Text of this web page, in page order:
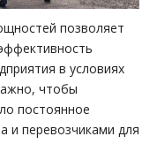
позволяет
в условиях
чтобы
постоянное
и перевозчиками для